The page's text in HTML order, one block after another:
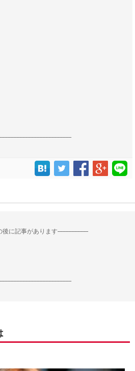
後に記事があります--------------------